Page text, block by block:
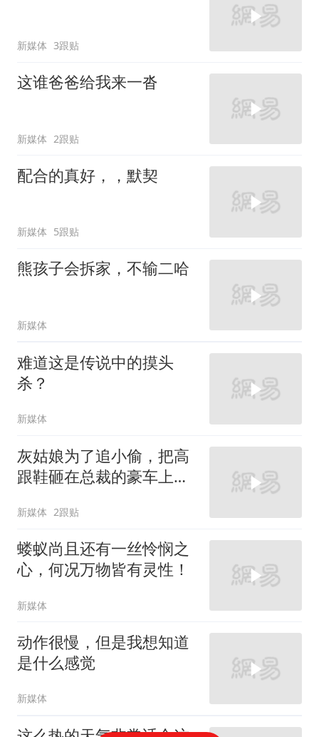
新媒体 3跟贴
这谁爸爸给我来一沓
新媒体 2跟贴
配合的真好，，默契
新媒体 5跟贴
熊孩子会拆家，不输二哈
新媒体
难道这是传说中的摸头
杀？
新媒体
灰姑娘为了追小偷，把高
跟鞋砸在总裁的豪车上，
新媒体 2跟贴
蝼蚁尚且还有一丝怜悯之
心，何况万物皆有灵性！
新媒体
动作很慢，但是我想知道
是什么感觉
新媒体